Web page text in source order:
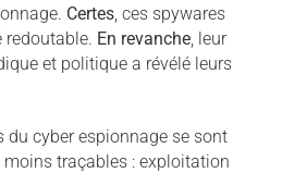
Certes, ces spywares
redoutable. En revanche, leur
et politique a révélé leurs
du cyber espionnage se sont
traçables : exploitation